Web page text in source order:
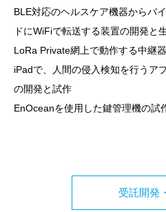
BLE対応のヘルスケア機器からバ
ドにWiFiで転送する装置の開発と
LoRa Private網上で動作する中継
iPadで、人間の侵入検知を行うア
の開発と試作
EnOceanを使用した鍵管理機の試
受託開発